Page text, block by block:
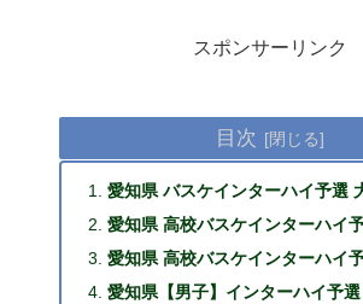
スポンサーリンク
目次
愛知県 バスケインターハイ予選
愛知県 高校バスケインターハイ
愛知県 高校バスケインターハイ
愛知県【男子】インターハイ予